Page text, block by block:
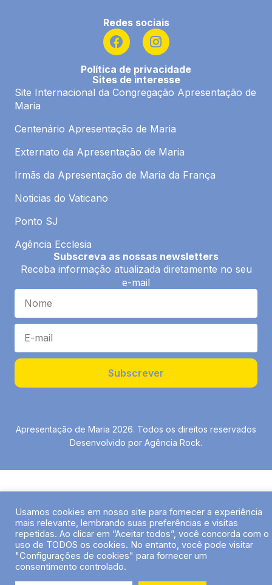
Redes sociais
F
a
e
b
o
k
I
n
t
a
g
a
Política de privacidade
Sites de interesse
Site Internacional da Congregação Apresentação de
Maria
Centenário Apresentação de Maria
Externato da Apresentação de Maria
Irmãs da Apresentação de Maria da França
Noticias do Vaticano
Ponto SJ
Agência Ecclesia
Subscreva as nossas newsletters
Receba informação atualizada diretamente no seu
e-mail
Subscrever
Apresentação de Maria 2026. Todos os direitos reservados
Desenvolvido por Agência Rock.
Usamos cookies em nosso site para fornecer a experiência
mais relevante, lembrando suas preferências e visitas
repetidas. Ao clicar em “Aceitar todos”, você concorda com o
uso de TODOS os cookies. No entanto, você pode visitar
"Configurações de cookies" para fornecer um
consentimento controlado.